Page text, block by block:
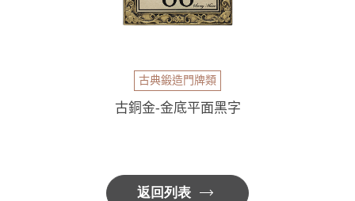
古典鍛造門牌類
古銅金-金底平面黑字
返回列表